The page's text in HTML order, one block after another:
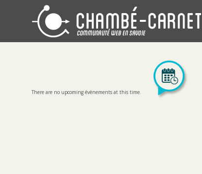
There are no upcoming évènements at this time.